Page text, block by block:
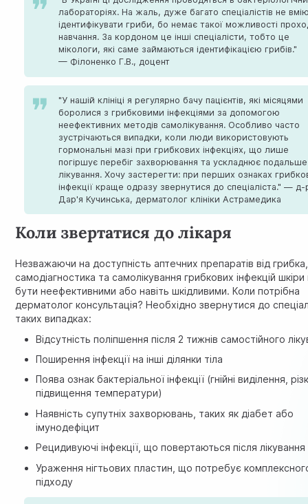
лабораторіях. На жаль, дуже багато спеціалістів не
ідентифікувати гриби, бо немає такої можливості
навчання. За кордоном це інші спеціалісти, тобто це
мікологи, які саме займаються ідентифікацією грибів."
— Філоненко Г.В., доцент
"У нашій клініці я регулярно бачу пацієнтів, які місяцями
боролися з грибковими інфекціями за допомогою
неефективних методів самолікування. Особливо часто
зустрічаються випадки, коли люди використовують
гормональні мазі при грибкових інфекціях, що лише
погіршує перебіг захворювання та ускладнює подальше
лікування. Хочу застерегти: при перших ознаках
інфекції краще одразу звернутися до спеціаліста." — д-
Дар'я Кучинська, дерматолог клініки Астрамедика
Коли звертатися до лікаря
Незважаючи на доступність аптечних препаратів від грибка,
самодіагностика та самолікування грибкових інфекцій
бути неефективними або навіть шкідливими. Коли потрібна
дерматолог консультація? Необхідно звернутися до
таких випадках:
Відсутність поліпшення після 2 тижнів самостійного
Поширення інфекції на інші ділянки тіла
Поява ознак бактеріальної інфекції (гнійні виділення,
підвищення температури)
Наявність супутніх захворювань, таких як діабет або
імунодефіцит
Рецидивуючі інфекції, що повертаються після лікування
Ураження нігтьових пластин, що потребує
підходу